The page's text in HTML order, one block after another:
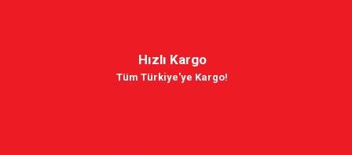
Hızlı Kargo
Tüm Türkiye'ye Kargo!